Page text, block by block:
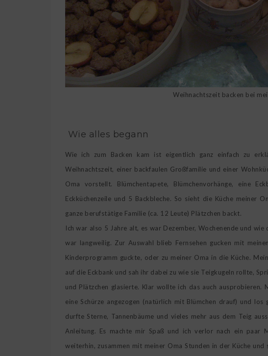
Weihnachtszeit backen bei
Wie alles begann
Wie ich zum Backen kam ist eigentlich ganz einfach zu
Weihnachtszeit, einer backfaulen Großfamilie und einer
Oma vorstellt. Blümchentapete, Blümchenvorhänge, eine
Eckküchenzeile und 5 Backbleche. So sieht die Küche meiner
ganze berufstätige Familie (ca. 12 Leute) Plätzchen backt.
Ich war also 5 Jahre alt, es war Dezember, Wochenende und
war langweilig. Zur Auswahl blieb Fernsehen gucken mit
Kinderprogramm guckte, oder zu meiner Oma in die Küche.
auf die Eckbank und sah ihr dabei zu wie sie Teigkugeln rollte,
und Plätzchen glasierte. Klar wollte ich das auch ausprobieren.
eine Schürze angezogen (natürlich mit Blümchen drauf) und
durfte Sterne, Tannenbäume und vieles mehr aus dem Teig
Anleitung. Es machte mir Spaß und ich verlor nach ein paar
weiterhin, zusammen mit meiner Oma Stunden in der Küche